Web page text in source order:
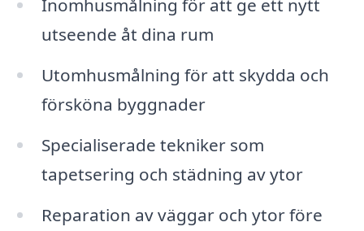
Inomhusmålning för att ge ett nytt
utseende åt dina rum
Utomhusmålning för att skydda och
försköna byggnader
Specialiserade tekniker som
tapetsering och städning av ytor
Reparation av väggar och ytor före